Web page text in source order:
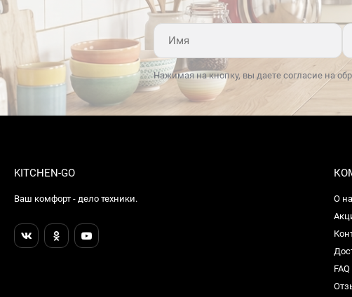
Нажимая на кнопку, вы даете согласие на
KITCHEN-GO
Ваш комфорт - дело техники.
О
FAQ